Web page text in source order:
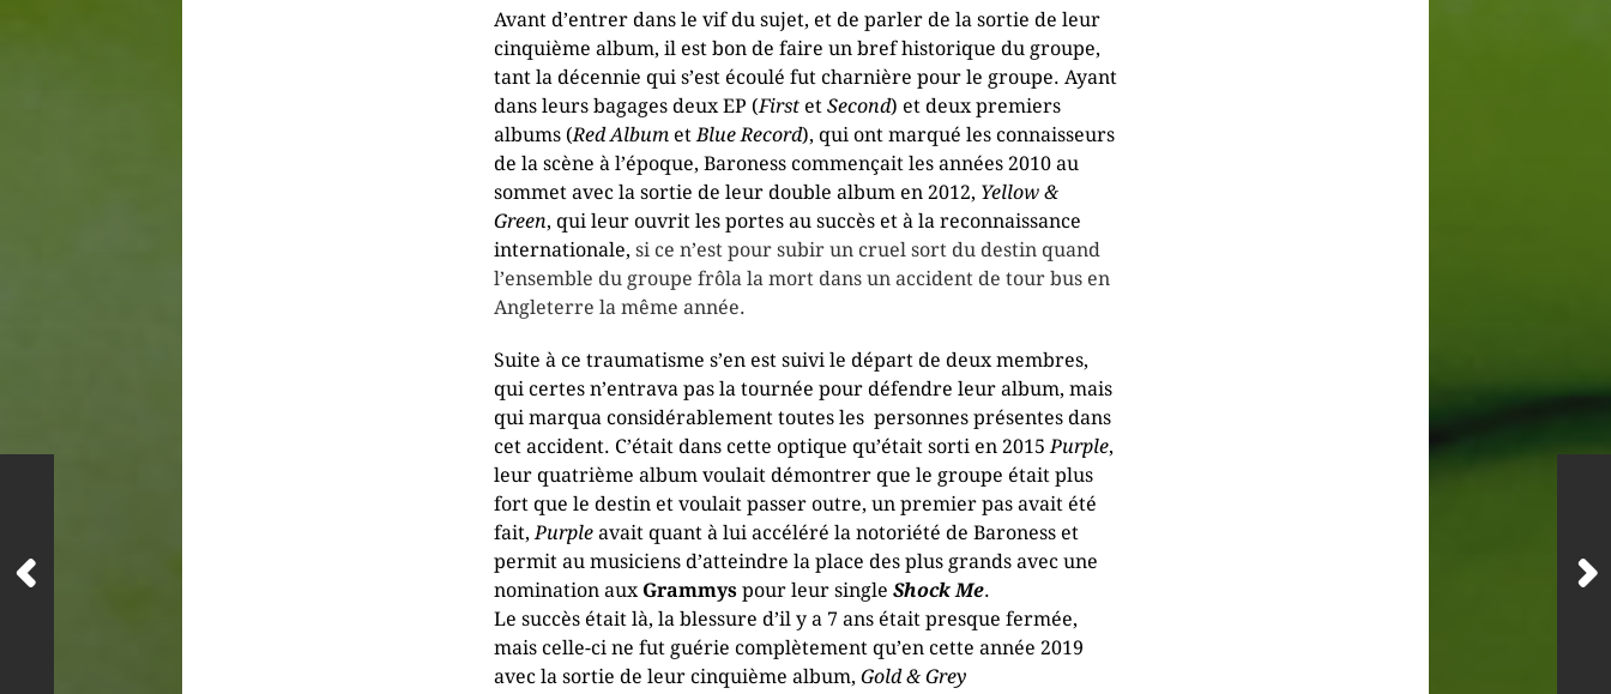
Avant d’entrer dans le vif du sujet, et de parler de la sortie de leur
cinquième album, il est bon de faire un bref historique du groupe,
tant la décennie qui s’est écoulé fut charnière pour le groupe. Ayant
dans leurs bagages deux EP (First et Second) et deux premiers
albums (Red Album etBlue Record), qui ont marqué les connaisseurs
de la scène à l’époque, Baroness commençait les années 2010 au
sommet avec la sortie de leur double album en 2012, Yellow &
Green, qui leur ouvrit les portes au succès et à la reconnaissance
internationale, si ce n’est pour subir un cruel sort du destin quand
l’ensemble du groupe frôla la mort dans un accident de tour bus en
Angleterre la même année.
Suite à ce traumatisme s’en est suivi le départ de deux membres,
qui certes n’entrava pas la tournée pour défendre leur album, mais
qui marqua considérablement toutes les personnes présentes dans
cet accident. C’était dans cette optique qu’était sorti en 2015Purple,
leur quatrième album voulait démontrer que le groupe était plus
fort que le destin et voulait passer outre, un premier pas avait été
fait,Purple avait quant à lui accéléré la notoriété de Baroness et
permit au musiciens d’atteindre la place des plus grands avec une
nomination aux Grammys pour leur single Shock Me.
Le succès était là, la blessure d’il y a 7 ans était presque fermée,
mais celle-ci ne fut guérie complètement qu’en cette année 2019
avec la sortie de leur cinquième album, Gold & Grey